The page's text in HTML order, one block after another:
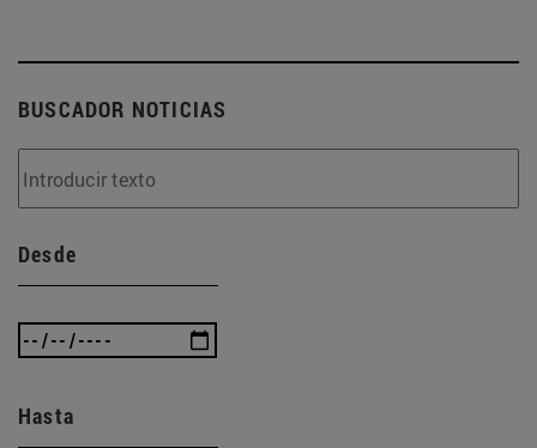
BUSCADOR NOTICIAS
Desde
Hasta